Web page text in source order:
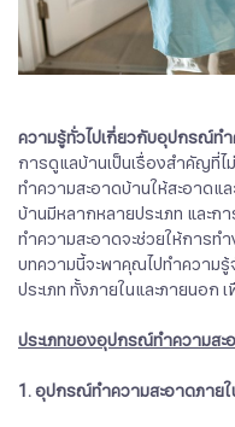
ความรู้ทั่วไปเกี่ยวกับอุปกรณ์ทำ
การดูแลบ้านเป็นเรื่องสำคัญที่ไ
ทำความสะอาดบ้านให้สะอาด
บ้านมีหลากหลายประเภท และก
ทำความสะอาดจะช่วยให้การท
บทความนี้จะพาคุณไปทำความ
ประเภท ทั้งภายในและภายนอ
ประเภทของอุปกรณ์ทำความสะ
1. อุปกรณ์ทำความสะอาดภาย